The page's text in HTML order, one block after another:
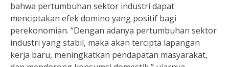
bahwa pertumbuhan sektor industri dapat
menciptakan efek domino yang positif bagi
perekonomian. “Dengan adanya pertumbuhan sektor
industri yang stabil, maka akan tercipta lapangan
kerja baru, meningkatkan pendapatan masyarakat,